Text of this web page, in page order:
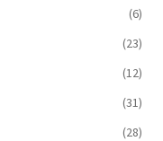
(6)
(23)
(12)
(31)
(28)